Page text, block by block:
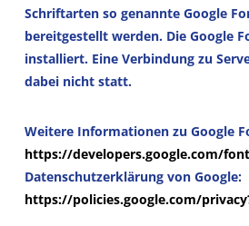
Schriftarten so genannte Google
bereitgestellt werden. Die Google
installiert. Eine Verbindung zu
dabei nicht statt.
Weitere Informationen zu Google
https://developers.google.com/
Datenschutzerklärung von Google:
https://policies.google.com/